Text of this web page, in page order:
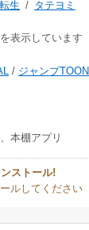
生 / タテヨミ
表示しています
/ ジャンプTOON
本棚アプリ
ストール!
ルしてください